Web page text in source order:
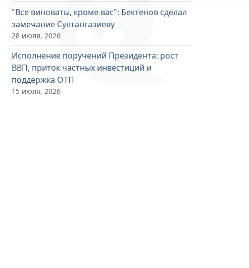
"Все виноваты, кроме вас": Бектенов сделал
замечание Султангазиеву
28 июля, 2026
Исполнение поручений Президента: рост
ВВП, приток частных инвестиций и
поддержка ОТП
15 июля, 2026